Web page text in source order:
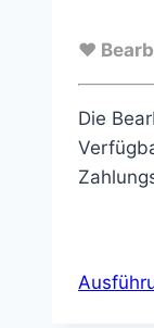
♥
Die